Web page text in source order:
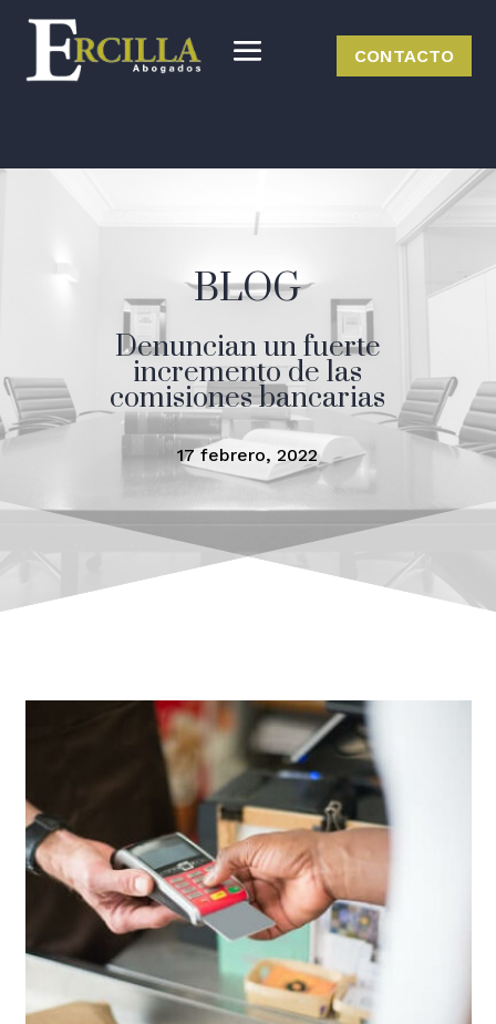
CONTACTO
BLOG
Denuncian un fuerte
incremento de las
comisiones bancarias
17 febrero, 2022